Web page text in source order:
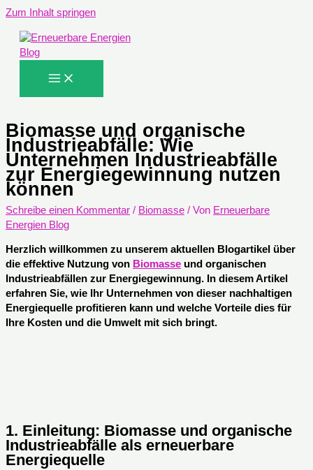
Zum Inhalt springen
Biomasse und organische
Industrieabfälle: Wie
Unternehmen Industrieabfälle
zur Energiegewinnung nutzen
können
Schreibe einen Kommentar / Biomasse / Von Erneuerbare
Energien Blog
Herzlich willkommen zu unserem aktuellen Blogartikel über
die effektive Nutzung von Biomasse und organischen
Industrieabfällen zur Energiegewinnung. In diesem Artikel
erfahren Sie, wie Ihr Unternehmen von dieser nachhaltigen
Energiequelle profitieren kann und welche Vorteile dies für
Ihre Kosten und die Umwelt mit sich bringt.
1. Einleitung: Biomasse und organische
Industrieabfälle als erneuerbare
Energiequelle